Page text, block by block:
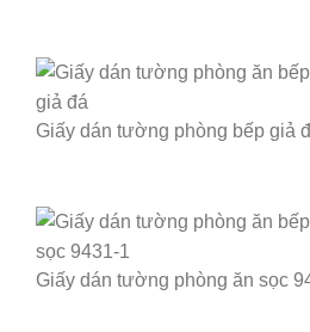
Giấy dán tường phòng bếp giả
Giấy dán tường phòng ăn sọc